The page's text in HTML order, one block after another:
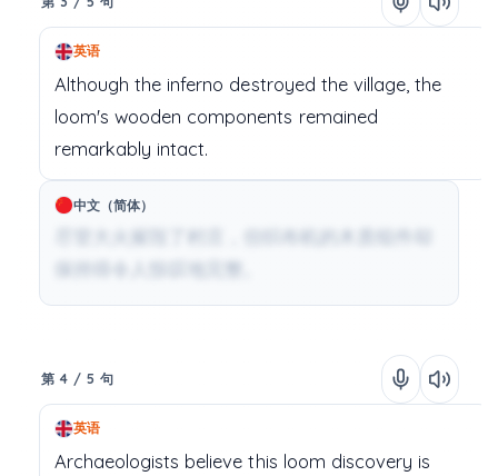
英语
Although the inferno destroyed the village, the
loom's wooden components remained
remarkably intact.
中文（简体）
尽管大火摧毁了村庄，但织布机的木质组件却
第 4 / 5 句
英语
Archaeologists believe this loom discovery is